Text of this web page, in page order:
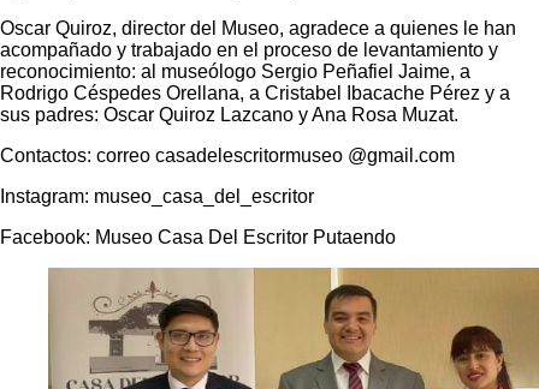
Oscar Quiroz, director del Museo, agradece a quienes le han
acompañado y trabajado en el proceso de levantamiento y
reconocimiento: al museólogo Sergio Peñafiel Jaime, a
Rodrigo Céspedes Orellana, a Cristabel Ibacache Pérez y a
sus padres: Oscar Quiroz Lazcano y Ana Rosa Muzat.
Contactos: correo casadelescritormuseo @gmail.com
Instagram: museo_casa_del_escritor
Facebook: Museo Casa Del Escritor Putaendo